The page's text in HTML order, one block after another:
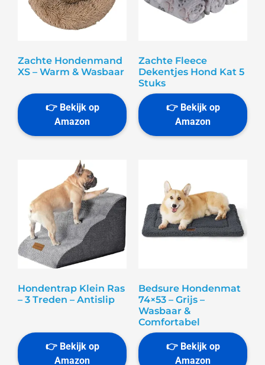
Zachte Hondenmand
XS – Warm & Wasbaar
Zachte Fleece
Dekentjes Hond Kat 5
Stuks
Hondentrap Klein Ras
– 3 Treden – Antislip
Bedsure Hondenmat
74×53 – Grijs –
Wasbaar &
Comfortabel